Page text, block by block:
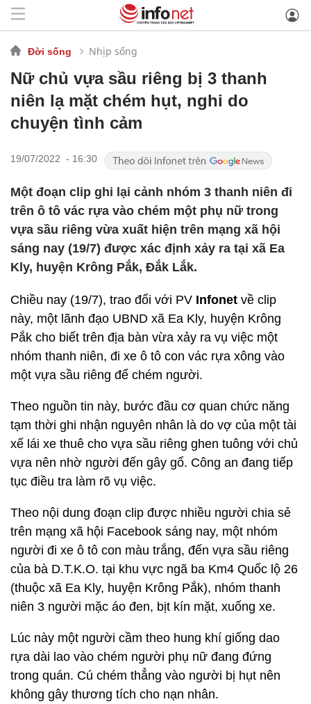
Đời sống Nhịp sống
Nữ chủ vựa sầu riêng bị 3 thanh
niên lạ mặt chém hụt, nghi do
chuyện tình cảm
19/07/2022 - 16:30
Một đoạn clip ghi lại cảnh nhóm 3 thanh niên đi
trên ô tô vác rựa vào chém một phụ nữ trong
vựa sầu riêng vừa xuất hiện trên mạng xã hội
sáng nay (19/7) được xác định xảy ra tại xã Ea
Kly, huyện Krông Pắk, Đắk Lắk.
Chiều nay (19/7), trao đổi với PV Infonet về clip
này, một lãnh đạo UBND xã Ea Kly, huyện Krông
Pắk cho biết trên địa bàn vừa xảy ra vụ việc một
nhóm thanh niên, đi xe ô tô con vác rựa xông vào
một vựa sầu riêng để chém người.
Theo nguồn tin này, bước đầu cơ quan chức năng
tạm thời ghi nhận nguyên nhân là do vợ của một tài
xế lái xe thuê cho vựa sầu riêng ghen tuông với chủ
vựa nên nhờ người đến gây gổ. Công an đang tiếp
tục điều tra làm rõ vụ việc.
Theo nội dung đoạn clip được nhiều người chia sẻ
trên mạng xã hội Facebook sáng nay, một nhóm
người đi xe ô tô con màu trắng, đến vựa sầu riêng
của bà D.T.K.O. tại khu vực ngã ba Km4 Quốc lộ 26
(thuộc xã Ea Kly, huyện Krông Pắk), nhóm thanh
niên 3 người mặc áo đen, bịt kín mặt, xuống xe.
Lúc này một người cầm theo hung khí giống dao
rựa dài lao vào chém người phụ nữ đang đứng
trong quán. Cú chém thẳng vào người bị hụt nên
không gây thương tích cho nạn nhân.